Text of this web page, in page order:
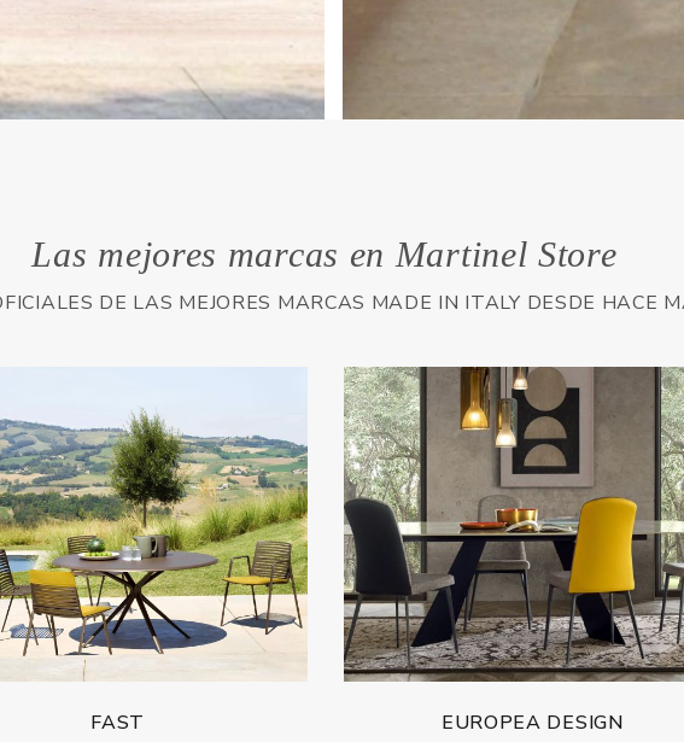
Las mejores marcas en Martinel Store
DE LAS MEJORES MARCAS MADE IN ITALY DESDE HACE
EUROPEA DESIGN